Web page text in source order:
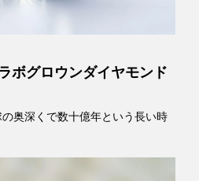
ボグロウンダイヤモンド
奥深くで数十億年という長い時